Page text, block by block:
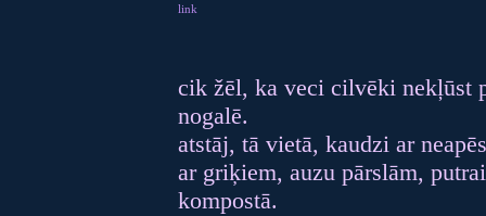
link
cik žēl, ka veci cilvēki nekļūst
nogalē.
atstāj, tā vietā, kaudzi ar
ar griķiem, auzu pārslām,
kompostā.